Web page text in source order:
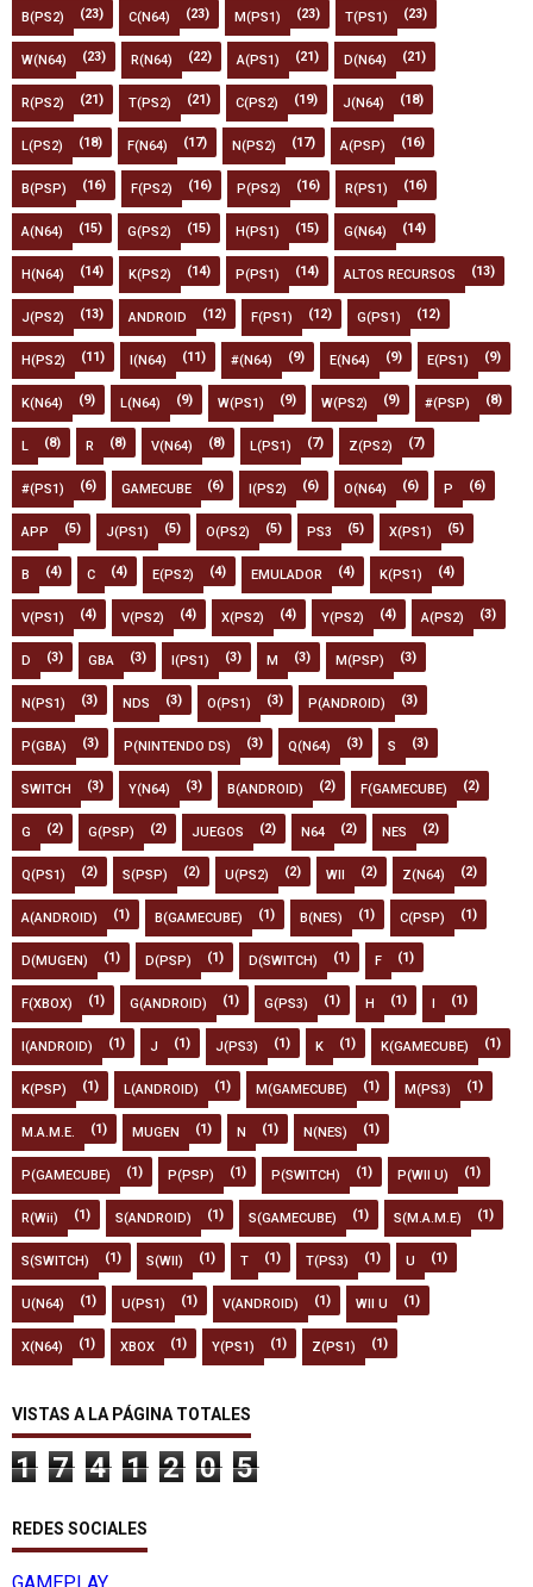
B(PS2) (23) C(N64) (23) M(PS1) (23) T(PS1) (23)
W(N64) (23) R(N64) (22) A(PS1) (21) D(N64) (21)
R(PS2) (21) T(PS2) (21) C(PS2) (19) J(N64) (18)
L(PS2) (18) F(N64) (17) N(PS2) (17) A(PSP) (16)
B(PSP) (16) F(PS2) (16) P(PS2) (16) R(PS1) (16)
A(N64) (15) G(PS2) (15) H(PS1) (15) G(N64) (14)
H(N64) (14) K(PS2) (14) P(PS1) (14) ALTOS RECURSOS (13)
J(PS2) (13) ANDROID (12) F(PS1) (12) G(PS1) (12)
H(PS2) (11) I(N64) (11) #(N64) (9) E(N64) (9) E(PS1) (9)
K(N64) (9) L(N64) (9) W(PS1) (9) W(PS2) (9) #(PSP) (8)
L (8) R (8) V(N64) (8) L(PS1) (7) Z(PS2) (7)
#(PS1) (6) GAMECUBE (6) I(PS2) (6) O(N64) (6) P (6)
APP (5) J(PS1) (5) O(PS2) (5) PS3 (5) X(PS1) (5)
B (4) C (4) E(PS2) (4) EMULADOR (4) K(PS1) (4)
V(PS1) (4) V(PS2) (4) X(PS2) (4) Y(PS2) (4) A(PS2) (3)
D (3) GBA (3) I(PS1) (3) M (3) M(PSP) (3)
N(PS1) (3) NDS (3) O(PS1) (3) P(ANDROID) (3)
P(GBA) (3) P(NINTENDO DS) (3) Q(N64) (3) S (3)
SWITCH (3) Y(N64) (3) B(ANDROID) (2) F(GAMECUBE) (2)
G (2) G(PSP) (2) JUEGOS (2) N64 (2) NES (2)
Q(PS1) (2) S(PSP) (2) U(PS2) (2) WII (2) Z(N64) (2)
A(ANDROID) (1) B(GAMECUBE) (1) B(NES) (1) C(PSP) (1)
D(MUGEN) (1) D(PSP) (1) D(SWITCH) (1) F (1)
F(XBOX) (1) G(ANDROID) (1) G(PS3) (1) H (1) I (1)
I(ANDROID) (1) J (1) J(PS3) (1) K (1) K(GAMECUBE) (1)
K(PSP) (1) L(ANDROID) (1) M(GAMECUBE) (1) M(PS3) (1)
M.A.M.E. (1) MUGEN (1) N (1) N(NES) (1)
P(GAMECUBE) (1) P(PSP) (1) P(SWITCH) (1) P(WII U) (1)
R(Wii) (1) S(ANDROID) (1) S(GAMECUBE) (1) S(M.A.M.E) (1)
S(SWITCH) (1) S(WII) (1) T (1) T(PS3) (1) U (1)
U(N64) (1) U(PS1) (1) V(ANDROID) (1) WII U (1)
X(N64) (1) XBOX (1) Y(PS1) (1) Z(PS1) (1)
VISTAS A LA PÁGINA TOTALES
1 7 4 1 2 0 5
REDES SOCIALES
GAMEPLAY